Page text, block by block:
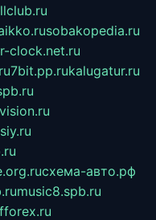
sobakopedia.ru
clock.net.ru
7bit.pp.rukalugatur.ru
схема-авто.рф
music8.spb.ru